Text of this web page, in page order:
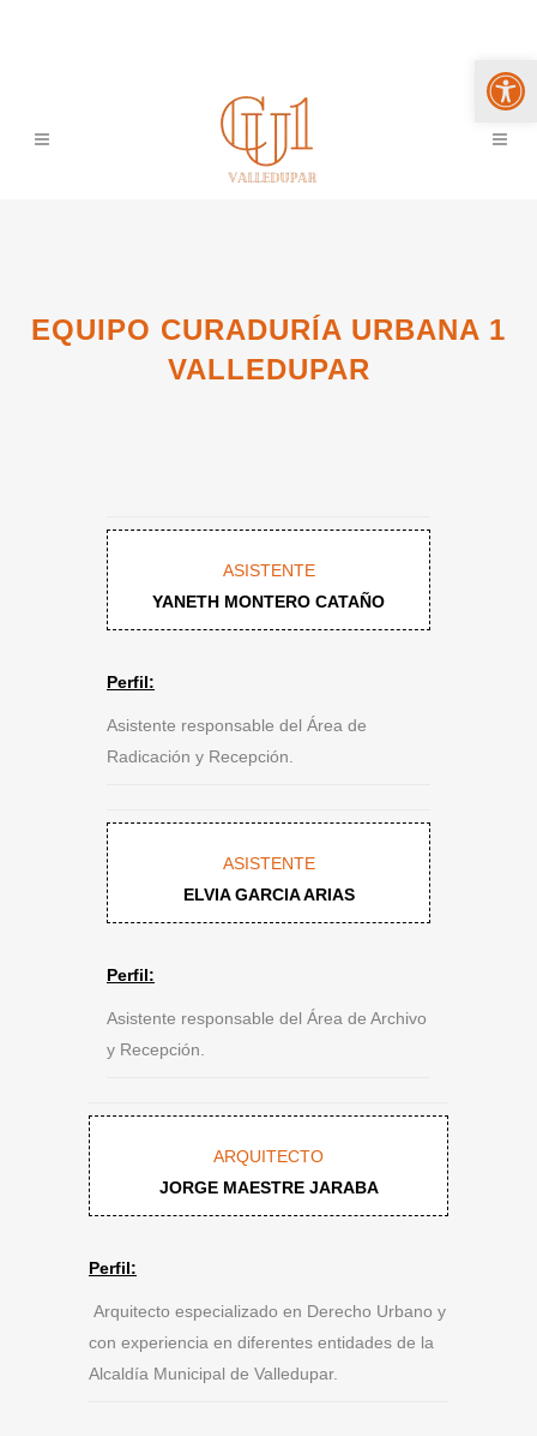
Abrir
EQUIPO CURADURÍA URBANA 1
VALLEDUPAR
ASISTENTE
YANETH MONTERO CATAÑO
Perfil:
Asistente responsable del Área de
Radicación y Recepción.
ASISTENTE
ELVIA GARCIA ARIAS
Perfil:
Asistente responsable del Área de Archivo
y Recepción.
ARQUITECTO
JORGE MAESTRE JARABA
Perfil:
Arquitecto especializado en Derecho Urbano y
con experiencia en diferentes entidades de la
Alcaldía Municipal de Valledupar.